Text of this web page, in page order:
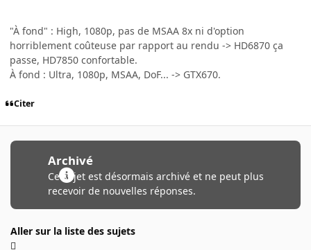
"À fond" : High, 1080p, pas de MSAA 8x ni d'option
horriblement coûteuse par rapport au rendu -> HD6870 ça
passe, HD7850 confortable.
À fond : Ultra, 1080p, MSAA, DoF... -> GTX670.
Citer
Archivé
Ce sujet est désormais archivé et ne peut plus
recevoir de nouvelles réponses.
Aller sur la liste des sujets